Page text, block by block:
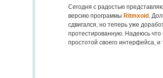
Сегодня с радостью
версию программы Ritmxoid .
сдвигался, но теперь уже
протестированную. Надеюсь
простотой своего интерфейса, и